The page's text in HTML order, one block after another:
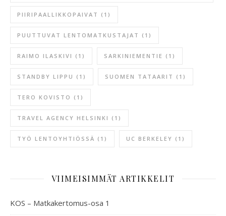
PIIRIPAALLIKKOPAIVAT (1)
PUUTTUVAT LENTOMATKUSTAJAT (1)
RAIMO ILASKIVI (1) SARKINIEMENTIE (1)
STANDBY LIPPU (1) SUOMEN TATAARIT (1)
TERO KOVISTO (1)
TRAVEL AGENCY HELSINKI (1)
TYÖ LENTOYHTIÖSSÄ (1) UC BERKELEY (1)
VIIMEISIMMÄT ARTIKKELIT
KOS – Matkakertomus-osa 1